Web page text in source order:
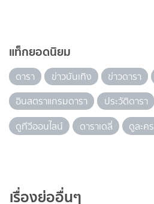
แท็กยอดนิยม
ดารา ข่าวบันเทิง ข่าวดารา
อินสตราแกรมดารา
ประวัติดารา
ดูทีวีออนไลน์
ดาราเดลี่ ดูละค
เรื่องย่ออื่นๆ